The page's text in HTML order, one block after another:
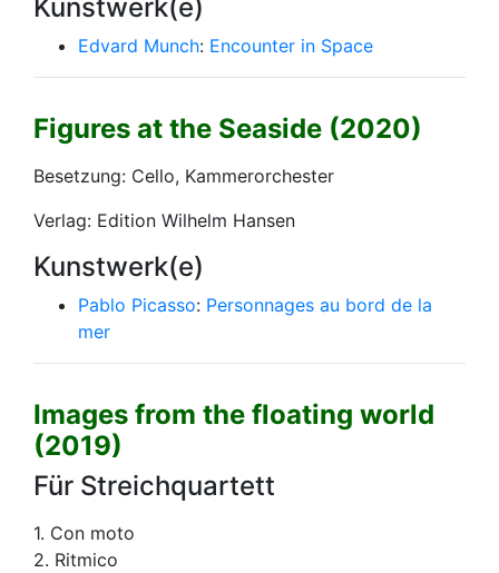
Kunstwerk(e)
Edvard Munch: Encounter in Space
Figures at the Seaside (2020)
Besetzung: Cello, Kammerorchester
Verlag: Edition Wilhelm Hansen
Kunstwerk(e)
Pablo Picasso: Personnages au bord de la
mer
Images from the floating world
(2019)
Für Streichquartett
1. Con moto
2. Ritmico